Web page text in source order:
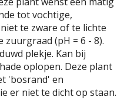
tot vochtige,
te zware of te lichte
(pH = 6 - 8).
plekje. Kan bij
oplopen. Deze plant
'bosrand' en
er niet te dicht op staan.